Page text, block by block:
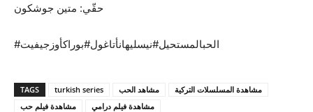
حقّي: متين جوشكون
#الحبالمستحيل#نيسليهانأتاغول#بوراكأوزجيفيت
TAGS turkish series مشاهد الحب
مشاهدة المسلسلات التركية
مشاهدة فيلم حب
مشاهدة فيلم درامي